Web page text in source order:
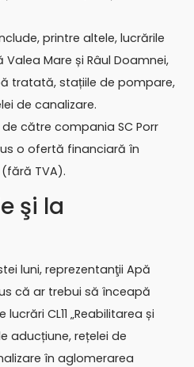
printre altele, lucrările
Mare și Râul Doamnei,
tratată, stațiile de pompare,
de canalizare.
către compania SC Porr
o ofertă financiară în
(fără TVA).
şi la
luni, reprezentanţii Apă
că ar trebui să înceapă
CL11 „Reabilitarea și
aducțiune, rețelei de
în aglomerarea